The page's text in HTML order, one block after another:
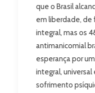
que o Brasil
em liberdade, de
integral, mas os
antimanicomial
esperança por
integral,
sofrimento